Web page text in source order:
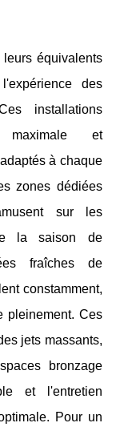
leurs équivalents
des
installations
maximale et
à chaque
zones dédiées
sur les
la saison de
fraîches de
constamment,
pleinement. Ces
jets massants,
bronzage
et l'entretien
Pour un